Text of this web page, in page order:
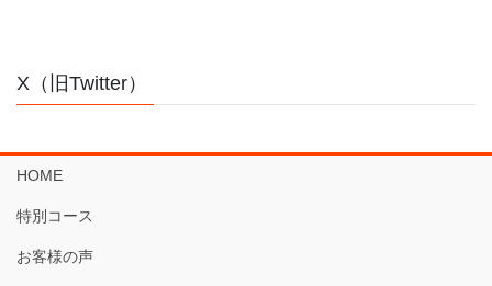
X（旧Twitter）
HOME
特別コース
お客様の声